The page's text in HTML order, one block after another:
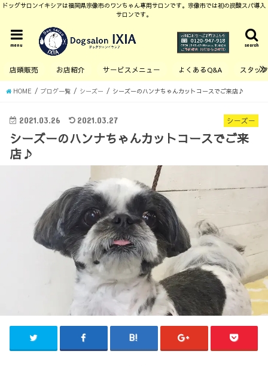
ドッグサロンイキシアは福岡県宗像市のワンちゃん専用サロンです。宗像市では初の炭酸スパ導入
サロンです。
search
menu
店頭販売 お店紹介 サービスメニュー よくあるQ&A スタッ
HOME ブログ一覧 シーズー シーズーのハンナちゃんカットコースでご来店♪
シーズー
2021.03.26 2021.03.27
シーズーのハンナちゃんカットコースでご来
店♪